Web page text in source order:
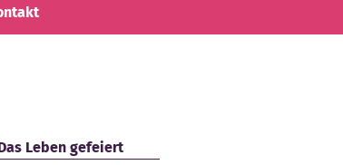
Leben gefeiert